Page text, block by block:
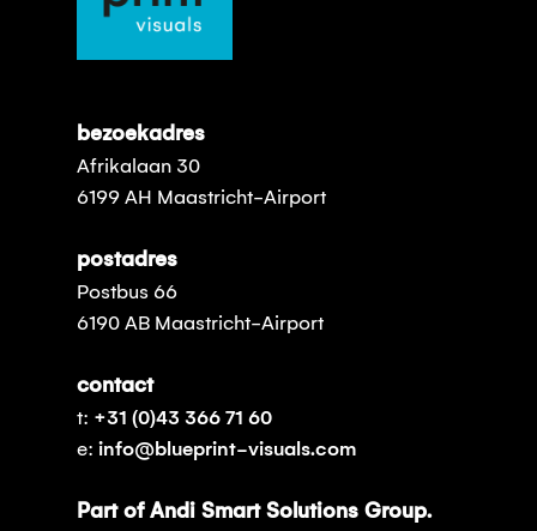
bezoekadres
Afrikalaan 30
6199 AH Maastricht-Airport
postadres
Postbus 66
6190 AB Maastricht-Airport
contact
t: +31 (0)43 366 71 60
e: info@blueprint-visuals.com
Part of Andi Smart Solutions Group.